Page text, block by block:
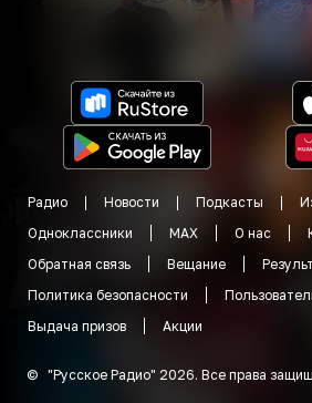
Радио Новости Подкасты
Одноклассники
MAX О нас
Обратная связь
Вещание
Политика безопасности
Выдача призов
Акции
© "Русское Радио" 2026. Все права